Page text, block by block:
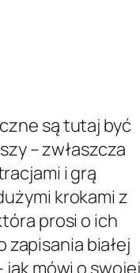
są tutaj być
– zwłaszcza
i grą
krokami z
prosi o ich
zapisania białej